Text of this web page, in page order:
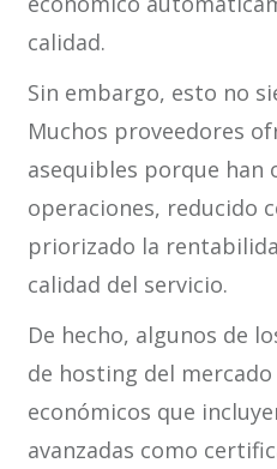
calidad.
Sin embargo, esto no
Muchos proveedores
asequibles porque han
operaciones, reducido
priorizado la
calidad del servicio.
De hecho, algunos de
de hosting del
económicos que
avanzadas como